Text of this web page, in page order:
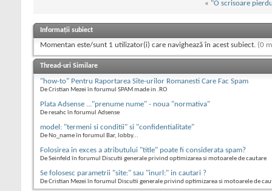
« "O scrisoare
Informații subiect
Momentan este/sunt 1 utilizator(i) care navighează în acest subiect. (0
Thread-uri Similare
"how-to" Pentru Raportarea Site-urilor Romanesti Care Fac Spam
De Cristian Mezei în forumul SPAM made in .RO
Plata Adsense ..."prenume nume" - noua "normativa"
De resahc în forumul Adsense
model: "termeni si conditii" si "confidentialitate"
De No_name în forumul Bar, lobby...
Folosirea in exces a atributului "title" poate fi considerata spam?
De Seinfeld în forumul Discutii generale privind optimizarea si motoarele de cautare
Se folosesc parametrii "site:" sau "inurl:" in cautari ?
De Cristian Mezei în forumul Discutii generale privind optimizarea si motoarele de